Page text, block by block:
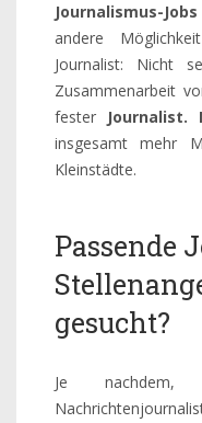
Journalismus-
andere
Journalist: Nicht
Zusammenarbeit
fester
Journalist.
insgesamt mehr
Kleinstädte.
Passende
gesucht?
Je nachdem,